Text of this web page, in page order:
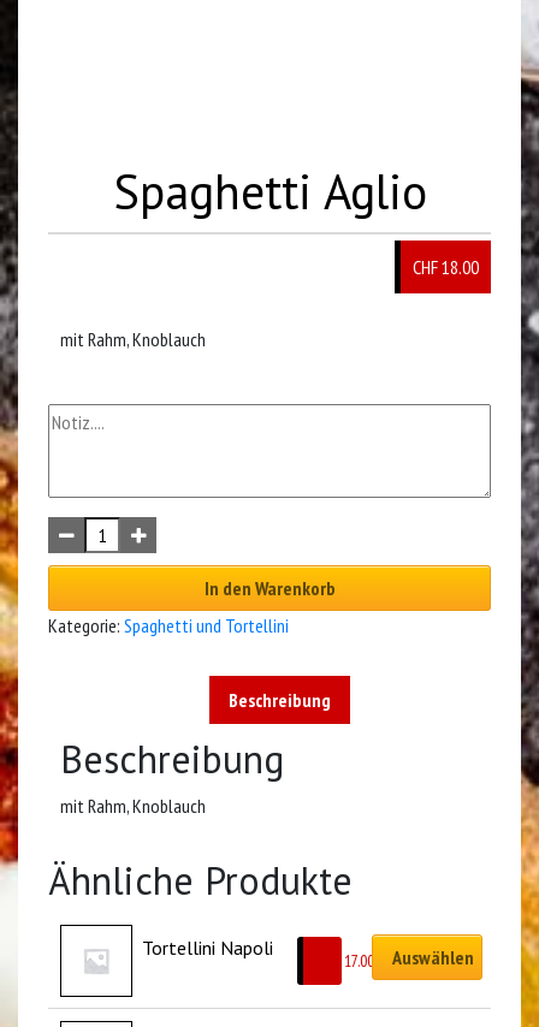
Spaghetti Aglio
CHF 18.00
mit Rahm, Knoblauch
In den Warenkorb
Kategorie: Spaghetti und Tortellini
Beschreibung
Beschreibung
mit Rahm, Knoblauch
Ähnliche Produkte
Tortellini Napoli
17.00 Auswählen